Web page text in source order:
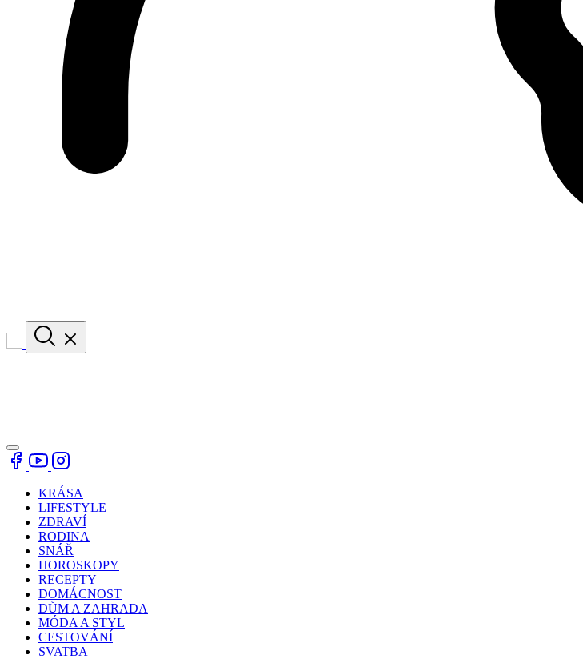
KRÁSA
LIFESTYLE
ZDRAVÍ
RODINA
SNÁŘ
HOROSKOPY
RECEPTY
DOMÁCNOST
DŮM A ZAHRADA
MÓDA A STYL
CESTOVÁNÍ
SVATBA